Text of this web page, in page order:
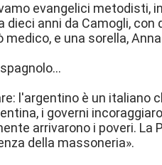
evangelici metodisti,
anni da Camogli, con
e una sorella,
l'argentino è un italiano
i governi
arrivarono i poveri. La
della massoneria».